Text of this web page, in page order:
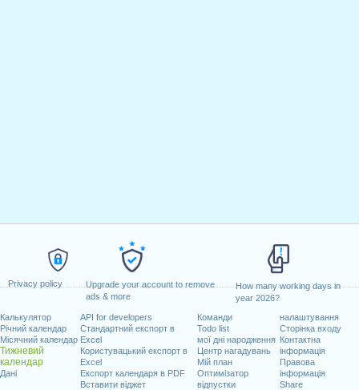
Privacy policy
Upgrade your account to remove
ads & more
How many working days in
year 2026?
Калькулятор
Річний календар
Місячний календар
Тижневий
календар
Дані
API for developers
Стандартний експорт в
Excel
Користувацький експорт в
Excel
Експорт календаря в PDF
Вставити віджет
Команди
Todo list
мої дні народження
Центр нагадувань
Мій план
Оптимізатор
відпустки
налаштування
Сторінка входу
Контактна
інформація
Правова
інформація
Share